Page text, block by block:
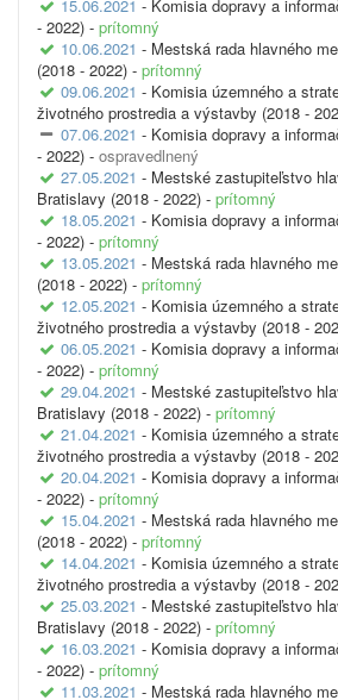
15.06.2021 - Komisia dopravy a
- 2022) - prítomný
10.06.2021 - Mestská rada hlavného
(2018 - 2022) - prítomný
09.06.2021 - Komisia územného a
životného prostredia a výstavby (2018 -
07.06.2021 - Komisia dopravy a
- 2022) - ospravedlnený
27.05.2021 - Mestské zastupiteľstvo
Bratislavy (2018 - 2022) - prítomný
18.05.2021 - Komisia dopravy a
- 2022) - prítomný
13.05.2021 - Mestská rada hlavného
(2018 - 2022) - prítomný
12.05.2021 - Komisia územného a
životného prostredia a výstavby (2018 -
06.05.2021 - Komisia dopravy a
- 2022) - prítomný
29.04.2021 - Mestské zastupiteľstvo
Bratislavy (2018 - 2022) - prítomný
21.04.2021 - Komisia územného a
životného prostredia a výstavby (2018 -
20.04.2021 - Komisia dopravy a
- 2022) - prítomný
15.04.2021 - Mestská rada hlavného
(2018 - 2022) - prítomný
14.04.2021 - Komisia územného a
životného prostredia a výstavby (2018 -
25.03.2021 - Mestské zastupiteľstvo
Bratislavy (2018 - 2022) - prítomný
16.03.2021 - Komisia dopravy a
- 2022) - prítomný
11.03.2021 - Mestská rada hlavného